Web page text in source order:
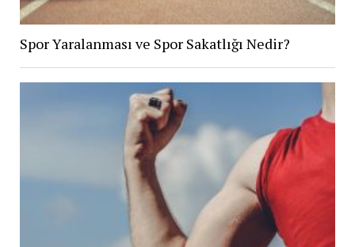
Spor Yaralanması ve Spor Sakatlığı Nedir?